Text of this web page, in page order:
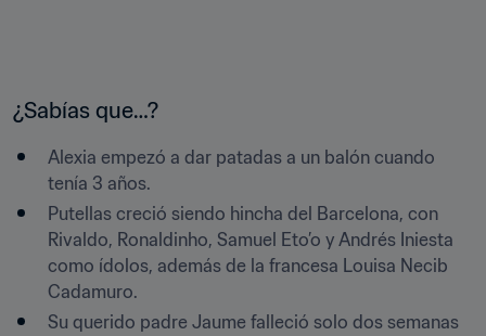
¿Sabías que…?
Alexia empezó a dar patadas a un balón cuando
tenía 3 años.
Putellas creció siendo hincha del Barcelona, con
Rivaldo, Ronaldinho, Samuel Eto’o y Andrés Iniesta
como ídolos, además de la francesa Louisa Necib
Cadamuro.
Su querido padre Jaume falleció solo dos semanas